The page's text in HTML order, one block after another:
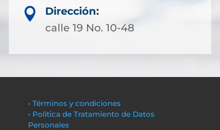

Dirección:
calle 19 No. 10-48
• Términos y condiciones
• Política de Tratamiento de Datos
Personales